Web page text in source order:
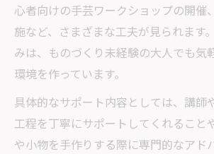
心者向けの手芸ワークショップの開催
施など、さまざまな工夫が見られます
みは、ものづくり未経験の大人でも気
環境を作っています。
具体的なサポート内容としては、講師
工程を丁寧にサポートしてくれること
や小物を手作りする際に専門的なアド